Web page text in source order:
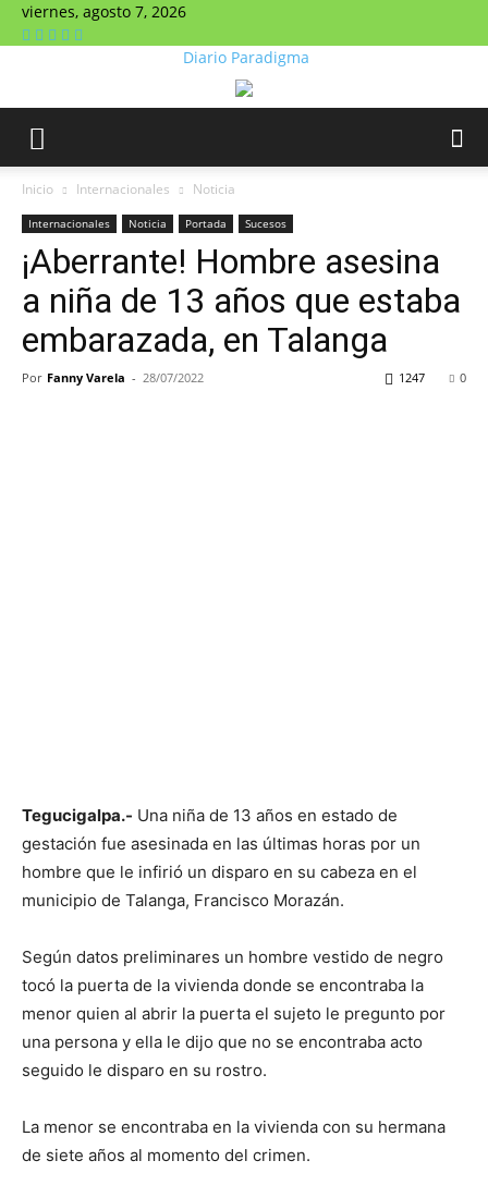
viernes, agosto 7, 2026
Diario Paradigma
Inicio Internacionales Noticia
Internacionales Noticia Portada Sucesos
¡Aberrante! Hombre asesina
a niña de 13 años que estaba
embarazada, en Talanga
Por Fanny Varela - 28/07/2022 0
1247
Tegucigalpa.- Una niña de 13 años en estado de
gestación fue asesinada en las últimas horas por un
hombre que le infirió un disparo en su cabeza en el
municipio de Talanga, Francisco Morazán.
Según datos preliminares un hombre vestido de negro
tocó la puerta de la vivienda donde se encontraba la
menor quien al abrir la puerta el sujeto le pregunto por
una persona y ella le dijo que no se encontraba acto
seguido le disparo en su rostro.
La menor se encontraba en la vivienda con su hermana
de siete años al momento del crimen.